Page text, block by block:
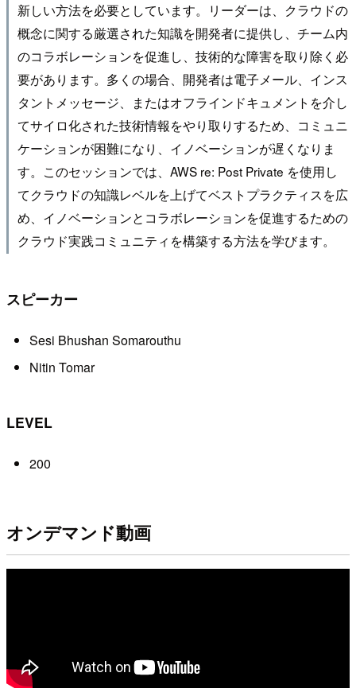
新しい方法を必要としています。リーダーは、クラウドの
概念に関する厳選された知識を開発者に提供し、チーム内
のコラボレーションを促進し、技術的な障害を取り除く必
要があります。多くの場合、開発者は電子メール、インス
タントメッセージ、またはオフラインドキュメントを介し
てサイロ化された技術情報をやり取りするため、コミュニ
ケーションが困難になり、イノベーションが遅くなりま
す。このセッションでは、AWS re: Post Private を使用し
てクラウドの知識レベルを上げてベストプラクティスを広
め、イノベーションとコラボレーションを促進するための
クラウド実践コミュニティを構築する方法を学びます。
スピーカー
Sesi Bhushan Somarouthu
Nitin Tomar
LEVEL
200
オンデマンド動画